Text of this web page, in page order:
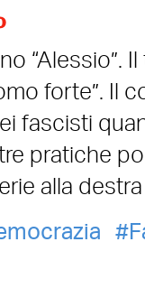
“Alessio”.
forte”. Il
fascisti
pratiche
alla